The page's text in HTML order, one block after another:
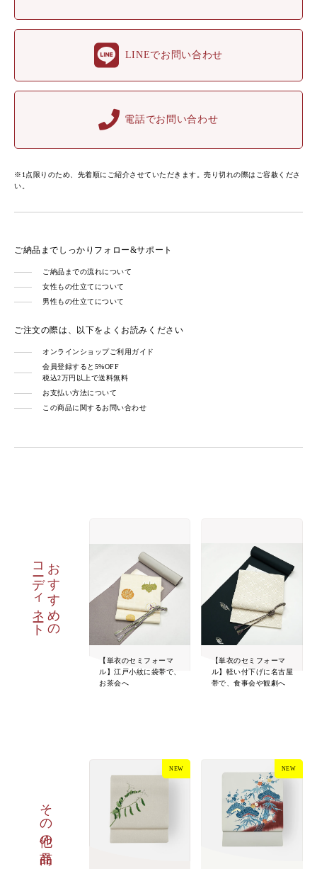
LINEでお問い合わせ
電話でお問い合わせ
※1点限りのため、先着順にご紹介させていただきます。売り切れの際はご容赦くださ
い。
ご納品までしっかりフォロー&サポート
ご納品までの流れについて
女性もの仕立てについて
男性もの仕立てについて
ご注文の際は、以下をよくお読みください
オンラインショップご利用ガイド
会員登録すると5%OFF
税込2万円以上で送料無料
お支払い方法について
この商品に関するお問い合わせ
おすすめの
コーディネート
【単衣のセミフォーマ
ル】江戸小紋に袋帯で、
お茶会へ
【単衣のセミフォーマ
ル】軽い付下げに名古屋
帯で、食事会や観劇へ
その他の商品
NEW NEW